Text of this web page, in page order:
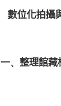
數位化拍攝
一、整理館藏